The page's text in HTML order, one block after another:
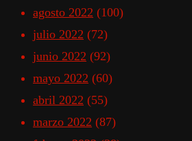
agosto 2022 (100)
julio 2022 (72)
junio 2022 (92)
mayo 2022 (60)
abril 2022 (55)
marzo 2022 (87)